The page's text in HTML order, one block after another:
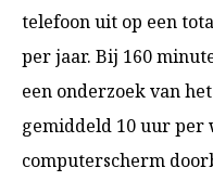
telefoon uit op een
per jaar. Bij 160
een onderzoek van
gemiddeld 10 uur per
computerscherm